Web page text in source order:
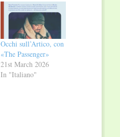
Occhi sull’Artico, con
«The Passenger»
21st March 2026
In "Italiano"